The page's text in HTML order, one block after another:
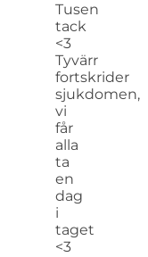
Tusen
tack
<3
Tyvärr
fortskrider
sjukdomen,
vi
får
alla
ta
en
dag
i
taget
<3